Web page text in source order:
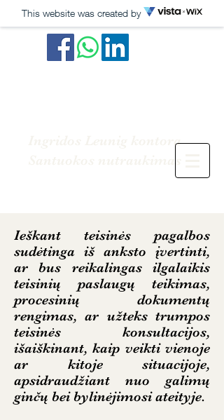
This website was created by
Ingridos Leunig kontora
Ieškant teisinės pagalbos
sudėtinga iš anksto įvertinti,
ar bus reikalingas ilgalaikis
teisinių paslaugų teikimas,
procesinių dokumentų
rengimas, ar užteks trumpos
teisinės konsultacijos,
išaiškinant, kaip veikti vienoje
ar kitoje situacijoje,
apsidraudžiant nuo galimų
ginčų bei bylinėjimosi ateityje.